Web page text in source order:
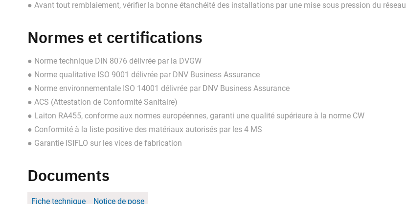
● Avant tout remblaiement, vérifier la bonne étanchéité des installations par une mise sous pression du réseau
Normes et certifications
● Norme technique DIN 8076 délivrée par la DVGW
● Norme qualitative ISO 9001 délivrée par DNV Business Assurance
● Norme environnementale ISO 14001 délivrée par DNV Business Assurance
● ACS (Attestation de Conformité Sanitaire)
● Laiton RA455, conforme aux normes européennes, garanti une qualité supérieure à la norme CW
● Conformité à la liste positive des matériaux autorisés par les 4 MS
● Garantie ISIFLO sur les vices de fabrication
Documents
Fiche technique Notice de pose